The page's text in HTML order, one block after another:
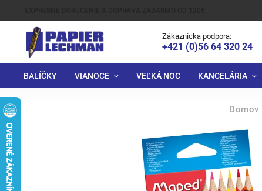
Zákaznícka podpora:
+421 (0)56 64 320 24
BALÍČKY VIANOCE VEĽKÁ NOC KANCELÁRIA
Domov